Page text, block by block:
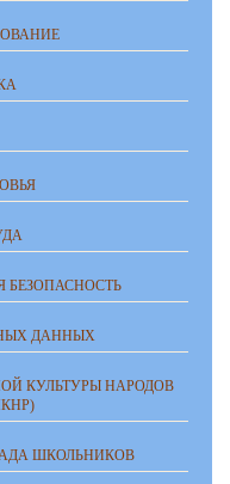
БЕЗОПАСНОСТЬ
ДАННЫХ
КУЛЬТУРЫ НАРОДОВ
ШКОЛЬНИКОВ